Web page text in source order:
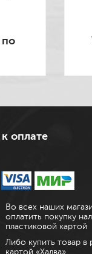
по
оплате
Во всех наших
оплатить покупку
пластиковой картой
Либо купить товар в
картой «Халва»